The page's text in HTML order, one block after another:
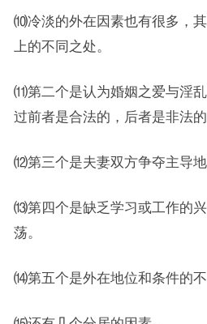
⑽冷淡的外在因素也有很多，
上的不同之处。
⑾第二个是认为婚姻之爱与淫
过前者是合法的，后者是非法的
⑿第三个是夫妻双方争夺主导地
⒀第四个是缺乏学习或工作的
荡。
⒁第五个是外在地位和条件的不